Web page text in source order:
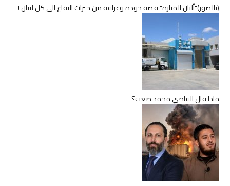
(بالصور)"ألبان المنارة" قصة جودة وعراقة من خيرات البقاع الى كل لبنان !
ماذا قال القاضي محمد صعب؟